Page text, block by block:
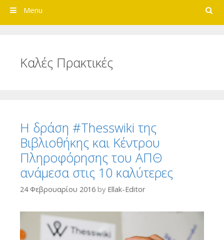
Search
Menu
Καλές Πρακτικές
Η δράση #Thesswiki της
Βιβλιοθήκης και Κέντρου
Πληροφόρησης του ΑΠΘ
ανάμεσα στις 10 καλύτερες
24 Φεβρουαρίου 2016 by Ellak-Editor